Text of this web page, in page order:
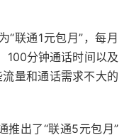
“联通1元包月”，每月
100分钟通话时间以及
量和通话需求不大的
推出了“联通5元包月”